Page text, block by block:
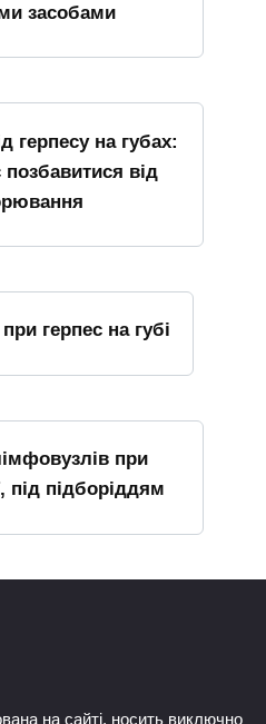
засобами
герпесу на губах:
від
герпес на губі
при
під підборіддям
на сайті, носить виключно